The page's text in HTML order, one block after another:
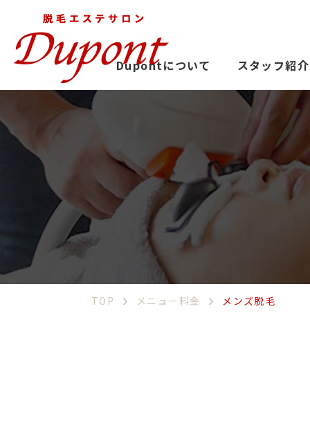
Dupontについて スタッフ紹介
TOP メニュー料金 メンズ脱毛